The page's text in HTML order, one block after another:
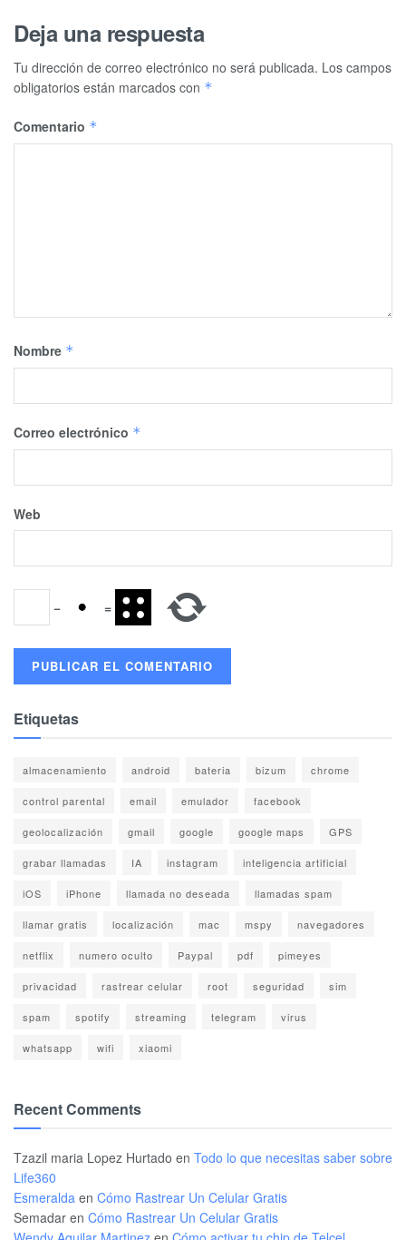
Deja una respuesta
Tu dirección de correo electrónico no será publicada. Los campos
obligatorios están marcados con *
Comentario *
Nombre *
Correo electrónico *
Web
− =
Etiquetas
almacenamiento android bateria bizum chrome
control parental email emulador facebook
geolocalización gmail google google maps GPS
grabar llamadas IA instagram inteligencia artificial
iOS iPhone llamada no deseada llamadas spam
llamar gratis localización mac mspy navegadores
netflix numero oculto Paypal pdf pimeyes
privacidad rastrear celular root seguridad sim
spam spotify streaming telegram virus
whatsapp wifi xiaomi
Recent Comments
Tzazil maria Lopez Hurtado en Todo lo que necesitas saber sobre
Life360
Esmeralda en Cómo Rastrear Un Celular Gratis
Semadar en Cómo Rastrear Un Celular Gratis